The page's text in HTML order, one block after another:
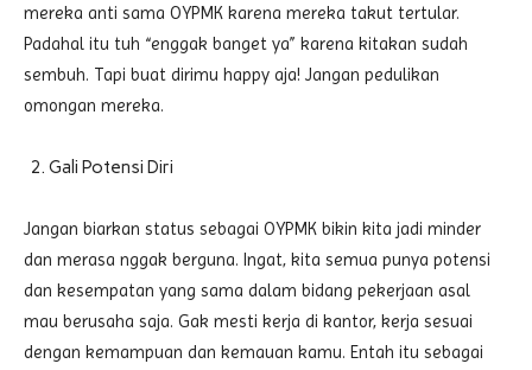
mereka anti sama OYPMK karena mereka takut tertular.
Padahal itu tuh “enggak banget ya” karena kitakan sudah
sembuh. Tapi buat dirimu happy aja! Jangan pedulikan
omongan mereka.
Gali Potensi Diri
Jangan biarkan status sebagai OYPMK bikin kita jadi minder
dan merasa nggak berguna. Ingat, kita semua punya potensi
dan kesempatan yang sama dalam bidang pekerjaan asal
mau berusaha saja. Gak mesti kerja di kantor, kerja sesuai
dengan kemampuan dan kemauan kamu. Entah itu sebagai